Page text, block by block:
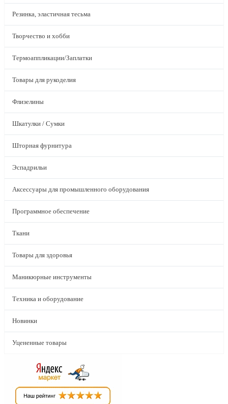
Резинка, эластичная тесьма
Творчество и хобби
Термоаппликации/Заплатки
Товары для рукоделия
Флизелины
Шкатулки / Сумки
Шторная фурнитура
Эспадрильи
Аксессуары для промышленного оборудования
Программное обеспечение
Ткани
Товары для здоровья
Маникюрные инструменты
Техника и оборудование
Новинки
Уцененные товары